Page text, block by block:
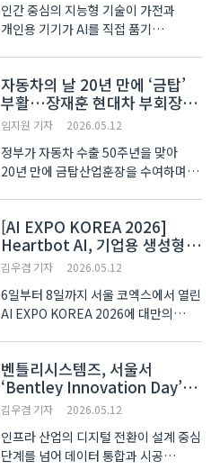
인간 중심의 지능형 기술이 가전과
개인용 기기가 AI를 직접 품기
제너럴플러스(Generalplus)는 6일
서울 코엑스 ‘AI EXPO KOREA 2026’
현장에서 별도의 네트워크 연결 없이 ..
자동차의 날 20년 만에 ‘금탑’
부활…장재훈 현대차 부회장
수훈
임지원 기자 2026.05.12
정부가 자동차 수출 50주년을 맞아
20년 만에 금탑산업훈장을 수여하며
한국자동차모빌리티산업협회(KAMA),
한국자동차산업협동조합(KAICA)은
12일 서울 서초구 JW메리어트 호텔
서울..
[AI EXPO KOREA 2026]
Heartbot AI, 기업용 생성형
AI 보안 플랫폼 'AnyInsight'로
김우겸 기자 2026.05.12
6일부터 8일까지 서울 코엑스에서 열린
AI EXPO KOREA 2026에 대만의
'AnyInsight'를 공개했다.
AnyInsight는 20개 이상의 대규모
언어모델(LLM)과 350여 개
에이전트를 통합..
벤틀리시스템즈, 서울서
‘Bentley Innovation Day’
개최
김우겸 기자 2026.05.12
인프라 산업의 디지털 전환이 설계 중심
단계를 넘어 데이터 통합과 시공